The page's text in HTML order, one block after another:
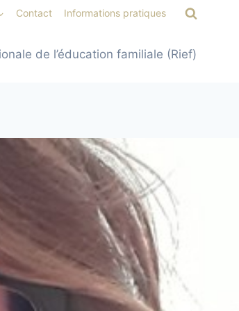
Contact Informations pratiques
de l’éducation familiale (Rief)